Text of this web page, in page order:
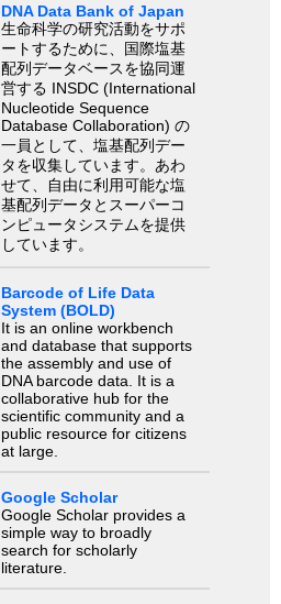
DNA Data Bank of Japan
生命科学の研究活動をサポ
ートするために、国際塩基
配列データベースを協同運
営する INSDC (International
Nucleotide Sequence
Database Collaboration) の
一員として、塩基配列デー
タを収集しています。あわ
せて、自由に利用可能な塩
基配列データとスーパーコ
ンピュータシステムを提供
しています。
Barcode of Life Data
System (BOLD)
It is an online workbench
and database that supports
the assembly and use of
DNA barcode data. It is a
collaborative hub for the
scientific community and a
public resource for citizens
at large.
Google Scholar
Google Scholar provides a
simple way to broadly
search for scholarly
literature.